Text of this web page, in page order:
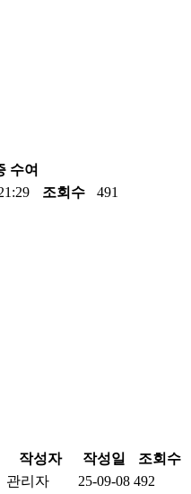
수여
조회수 491
작성자 작성일
조회수
관리자 25-09-08 492